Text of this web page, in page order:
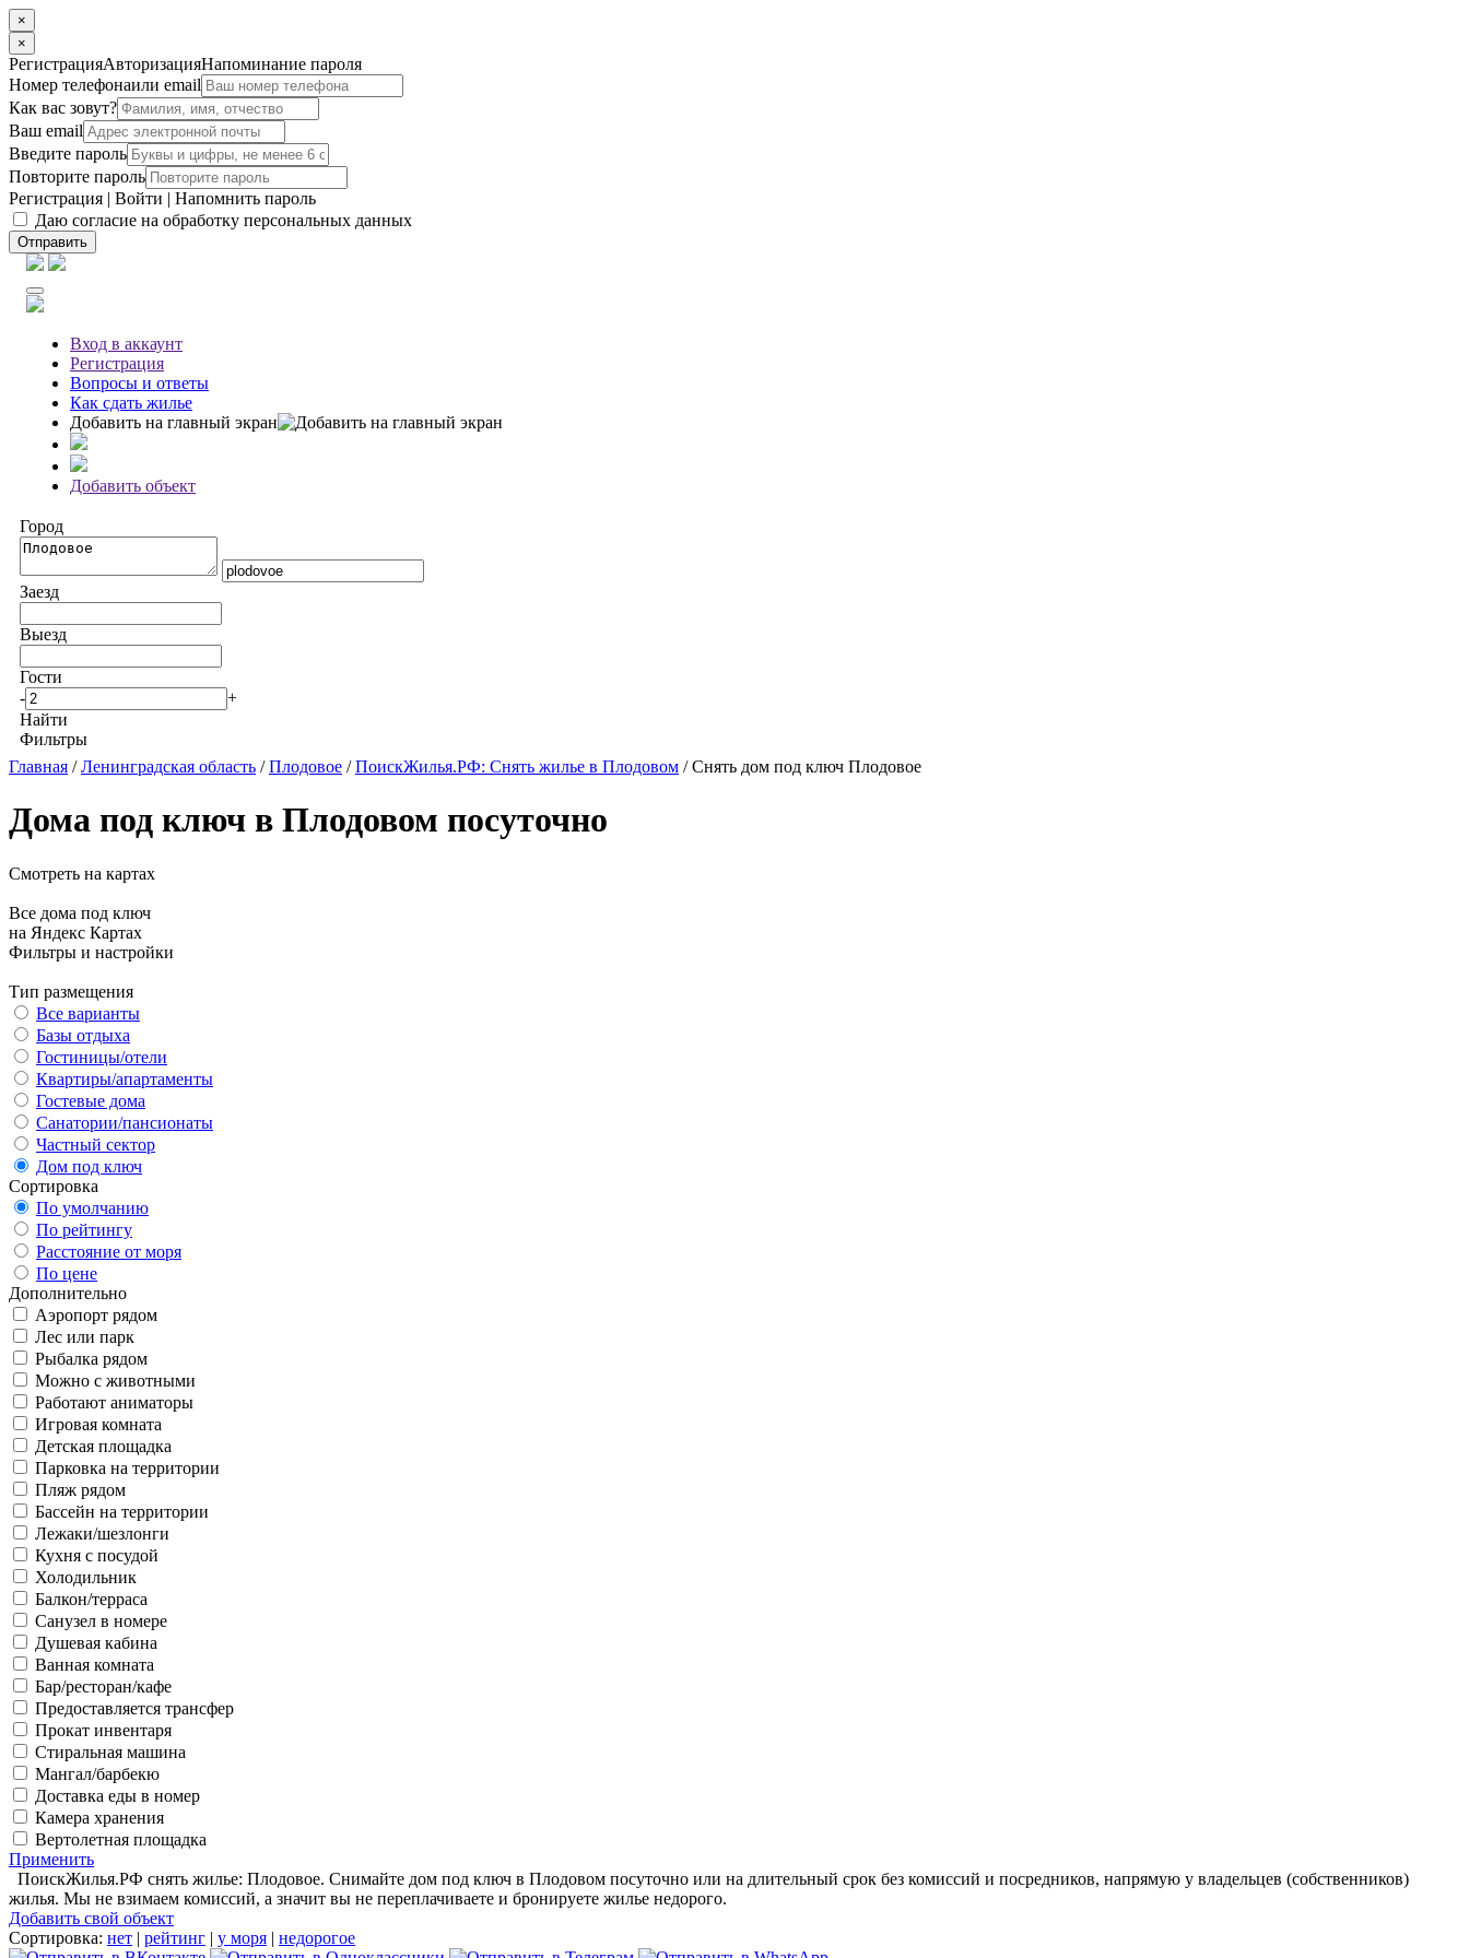
×
×
РегистрацияАвторизацияНапоминание пароля
Номер телефонаили email
Как вас зовут?
Ваш email
Введите пароль
Повторите пароль
Регистрация | Войти | Напомнить пароль
Даю согласие на обработку персональных данных
Отправить
Вход в аккаунт
Регистрация
Вопросы и ответы
Как сдать жилье
Добавить на главный экран
Добавить объект
Город
Заезд
Выезд
Гости
-
+
Найти
Фильтры
Главная /Ленинградская область /Плодовое /ПоискЖилья.РФ: Снять жилье в Плодовом / Снять дом под ключ Плодовое
Дома под ключ в Плодовом посуточно
Смотреть на картах
Все дома под ключ
на Яндекс Картах
Фильтры и настройки
Тип размещения
Все варианты
Базы отдыха
Гостиницы/отели
Квартиры/апартаменты
Гостевые дома
Санатории/пансионаты
Частный сектор
Дом под ключ
Сортировка
По умолчанию
По рейтингу
Расстояние от моря
По цене
Дополнительно
Аэропорт рядом
Лес или парк
Рыбалка рядом
Можно с животными
Работают аниматоры
Игровая комната
Детская площадка
Парковка на территории
Пляж рядом
Бассейн на территории
Лежаки/шезлонги
Кухня с посудой
Холодильник
Балкон/терраса
Санузел в номере
Душевая кабина
Ванная комната
Бар/ресторан/кафе
Предоставляется трансфер
Прокат инвентаря
Стиральная машина
Мангал/барбекю
Доставка еды в номер
Камера хранения
Вертолетная площадка
Применить
ПоискЖилья.РФ снять жилье: Плодовое. Снимайте дом под ключ в Плодовом посуточно или на длительный срок без комиссий и посредников, напрямую у владельцев (собственников)
жилья. Мы не взимаем комиссий, а значит вы не переплачиваете и бронируете жилье недорого.
Добавить свой объект
Сортировка: нет | рейтинг | у моря | недорогое